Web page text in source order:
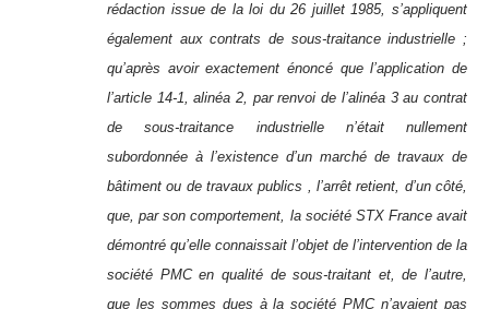
rédaction issue de la loi du 26 juillet 1985, s’appliquent
également aux contrats de sous-traitance industrielle ;
qu’après avoir exactement énoncé que l’application de
l’article 14-1, alinéa 2, par renvoi de l’alinéa 3 au contrat
de sous-traitance industrielle n’était nullement
subordonnée à l’existence d’un marché de travaux de
bâtiment ou de travaux publics , l’arrêt retient, d’un côté,
que, par son comportement, la société STX France avait
démontré qu’elle connaissait l’objet de l’intervention de la
société PMC en qualité de sous-traitant et, de l’autre,
que les sommes dues à la société PMC n’avaient pas